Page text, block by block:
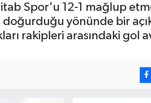
Spor'u 12-1 mağlup
doğurduğu yönünde bir
rakipleri arasındaki gol